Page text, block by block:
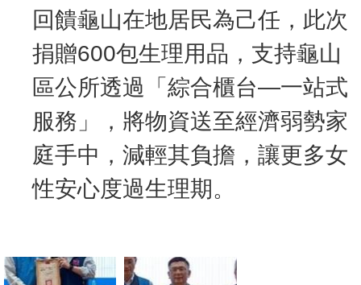
回饋龜山在地居民為己任，此次
捐贈600包生理用品，支持龜山
區公所透過「綜合櫃台—一站式
服務」，將物資送至經濟弱勢家
庭手中，減輕其負擔，讓更多女
性安心度過生理期。